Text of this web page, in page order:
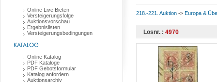
Online Live Bieten
Versteigerungsfolge
Auktionsvorschau
Ergebnislisten
Versteigerungsbedingungen
KATALOG
Online Katalog
PDF Kataloge
PDF Gebotsformular
Katalog anfordern
Auktionsarchiv
218.-221. Auktion -> Europa &
Losnr. : 4970